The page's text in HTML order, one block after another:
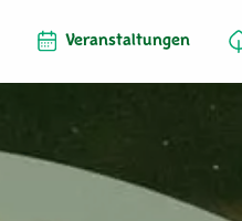
Veranstaltungen